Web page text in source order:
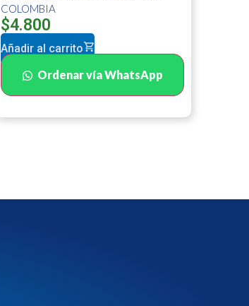
COLOMBIA
$4.800
Añadir al carrito
Ordenar vía WhatsApp